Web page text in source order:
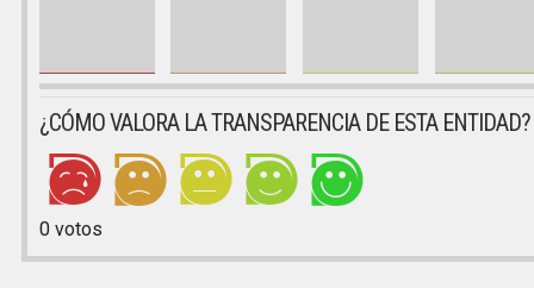
¿CÓMO VALORA LA TRANSPARENCIA DE ESTA ENTIDAD?
0votos